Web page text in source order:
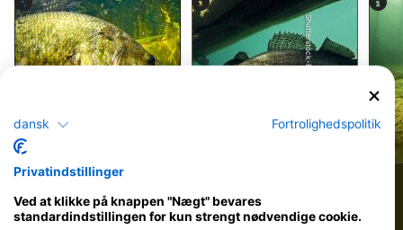
iStock-ANDY_BOWLIN
Observationer
Shutterstock-Rostislav Stefanek
Blå sandart
dansk Fortrolighedspolitik
Privatindstillinger
Ved at klikke på knappen "Nægt" bevares
standardindstillingen for kun strengt nødvendige cookie.